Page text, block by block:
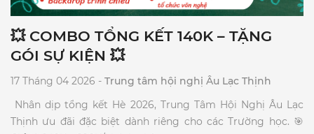
💥 COMBO TỔNG KẾT 140K – TẶNG
GÓI SỰ KIỆN 💥
17 Tháng 04 2026 - Trung tâm hội nghị Âu Lạc Thịnh
​ Nhân dịp tổng kết Hè 2026, Trung Tâm Hội Nghị Âu Lạc
Thịnh ưu đãi đặc biệt dành riêng cho các Trường học. 🎯